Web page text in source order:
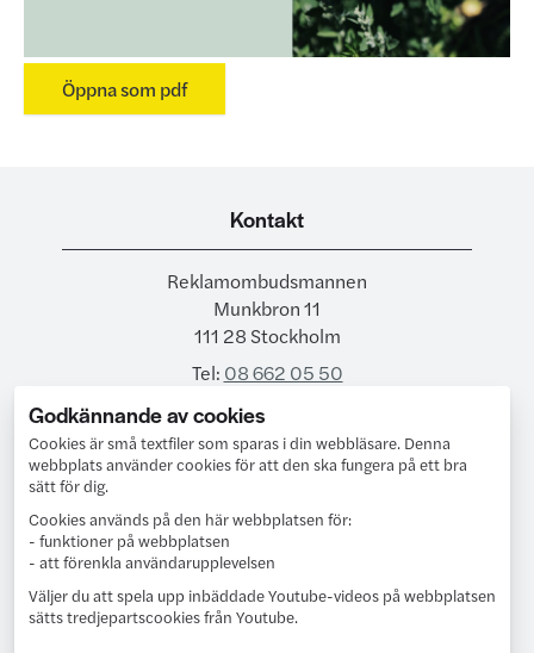
Öppna som pdf
Kontakt
Reklamombudsmannen
Munkbron 11
111 28 Stockholm
Tel: 08 662 05 50
E-post:ro@reklamombudsmannen.org
Följ oss på LinkedIn
Anmäl till nyhetsbrev
Godkännande av cookies
Cookies är små textfiler som sparas i din webbläsare. Denna
webbplats använder cookies för att den ska fungera på ett bra
sätt för dig.
Cookies används på den här webbplatsen för:
- funktioner på webbplatsen
- att förenkla användarupplevelsen
Väljer du att spela upp inbäddade Youtube-videos på webbplatsen
sätts tredjepartscookies från Youtube.